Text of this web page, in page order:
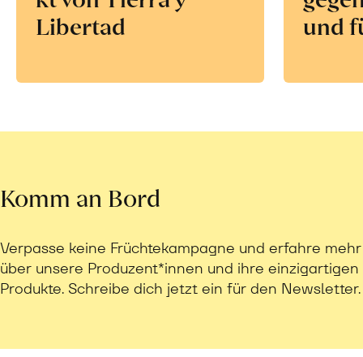
Libertad
und
Komm an Bord
Verpasse keine Früchtekampagne und erfahre mehr
über unsere Produzent*innen und ihre einzigartigen
Produkte. Schreibe dich jetzt ein für den Newsletter.